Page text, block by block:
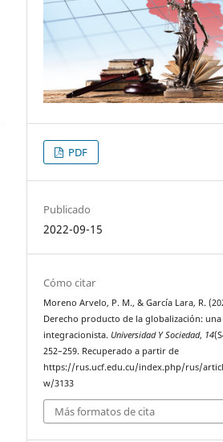
PDF
Publicado
2022-09-15
Cómo citar
Moreno Arvelo, P. M., & García Lara, R.
Derecho producto de la globalización:
integracionista. Universidad Y Sociedad, 14
252–259. Recuperado a partir de
https://rus.ucf.edu.cu/index.php/rus/
w/3133
Más formatos de cita